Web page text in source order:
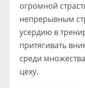
огромной
непрерывным
усердию в
притягивать
среди
цеху.